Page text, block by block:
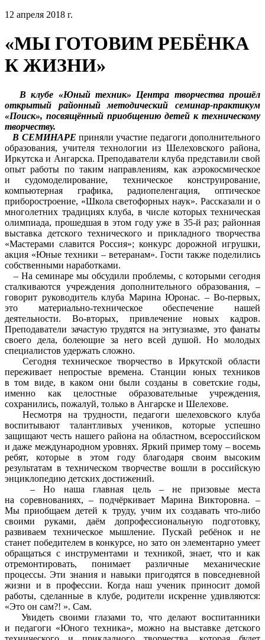
12 апреля 2018 г.
«МЫ ГОТОВИМ РЕБЁНКА
К ЖИЗНИ»
В клубе «Юный техник» Центра творчества прошёл
открытый районный методический семинар-практикум
«Поиск», посвящённый приобщению детей к техническому
творчеству.
В СЕМИНАРЕ приняли участие педагоги дополнительного
образования, учителя технологии из Шелеховского района,
Иркутска и Ангарска. Преподаватели клуба представили свой
опыт работы по таким направлениям, как аэрокосмическое
и судомоделирование, техническое конструирование,
компьютерная графика, радиопеленгация, оптическое
приборостроение, «Школа светофорных наук». Рассказали и о
многолетних традициях клуба, в числе которых техническая
олимпиада, прошедшая в этом году уже в 35-й раз; районная
выставка детского технического и прикладного творчества
«Мастерами славится Россия»; конкурс дорожной игрушки,
акция «Юные техники – ветеранам». Гости также поделились
собственными наработками.
– На семинаре мы обсудили проблемы, с которыми сегодня
сталкиваются учреждения дополнительного образования, –
говорит руководитель клуба Марина Юронас. – Во-первых,
это материально-техническое обеспечение нашей
деятельности. Во-вторых, привлечение новых кадров.
Преподаватели зачастую трудятся на энтузиазме, это фанаты
своего дела, болеющие за него всей душой. Но молодых
специалистов удержать сложно.
Сегодня техническое творчество в Иркутской области
переживает непростые времена. Станции юных техников
в том виде, в каком они были созданы в советские годы,
именно как целостные образовательные учреждения,
сохранились, пожалуй, только в Ангарске и Шелехове.
Несмотря на трудности, педагоги шелеховского клуба
воспитывают талантливых учеников, которые успешно
защищают честь нашего района на областном, всероссийском
и даже международном уровнях. Яркий пример тому – восемь
ребят, которые в этом году благодаря своим высоким
результатам в техническом творчестве вошли в российскую
энциклопедию детских достижений.
– Но наша главная цель – не призовые места
на соревнованиях, – подчёркивает Марина Викторовна. –
Мы приобщаем детей к труду, учим их создавать что-либо
своими руками, даём допрофессиональную подготовку,
развиваем техническое мышление. Пускай ребёнок и не
станет победителем в конкурсе, но зато он элементарно умеет
обращаться с инструментами и техникой, знает, что и как
отремонтировать, понимает различные механические
процессы. Эти знания и навыки пригодятся в повседневной
жизни и в профессии. Когда наш ученик приносит домой
работы, сделанные в клубе, родители искренне удивляются:
«Это он сам?! ». Сам.
Увидеть своими глазами то, что делают воспитанники
и педагоги «Юного техника», можно на выставке детского